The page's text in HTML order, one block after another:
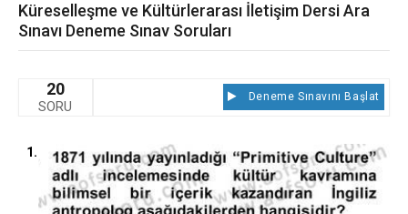
Küreselleşme ve Kültürlerarası İletişim Dersi Ara
Sınavı Deneme Sınav Soruları
20
SORU
Deneme Sınavını Başlat
1.